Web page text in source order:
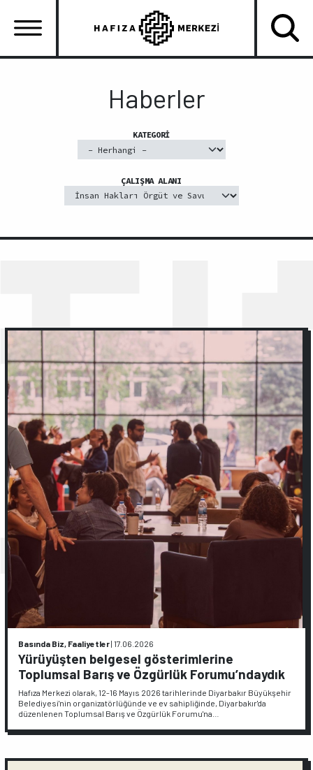
atla
Haberler
KATEGORI
ÇALIŞMA ALANI
Basında Biz, Faaliyetler|17.06.2026
Yürüyüşten belgesel gösterimlerine
Toplumsal Barış ve Özgürlük Forumu’ndaydık
Hafıza Merkezi olarak, 12-16 Mayıs 2026 tarihlerinde Diyarbakır Büyükşehir
Belediyesi'nin organizatörlüğünde ve ev sahipliğinde, Diyarbakır'da
düzenlenen Toplumsal Barış ve Özgürlük Forumu'na…